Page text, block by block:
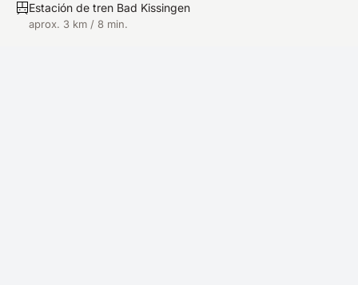
Estación de tren Bad Kissingen
aprox. 3 km / 8 min.